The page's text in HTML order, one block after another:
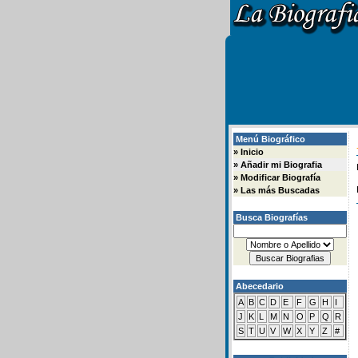
Menú Biográfico
» Inicio
» Añadir mi Biografia
» Modificar Biografía
» Las más Buscadas
Busca Biografías
Abecedario
A B C D E F G H
I
J
K L M N O P Q
R
S T U V W X Y Z #